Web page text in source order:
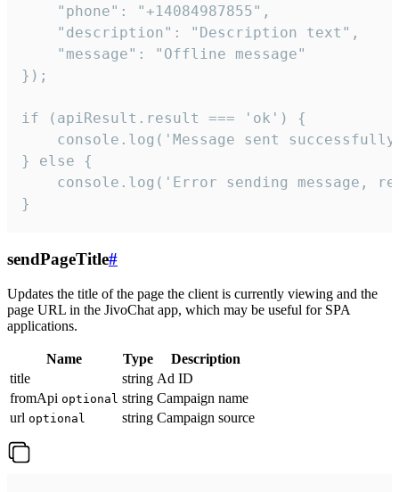
    "phone": "+14084987855",
    "description": "Description text",
    "message": "Offline message"
});
if (apiResult.result === 'ok') {
console.log('Message sent
} else {
console.log('Error sending message,
}
sendPageTitle#
Updates the title of the page the client is currently viewing and the
page URL in the JivoChat app, which may be useful for SPA
applications.
Name Type
Description
title
string Ad ID
fromApi optional string Campaign name
url optional string Campaign source